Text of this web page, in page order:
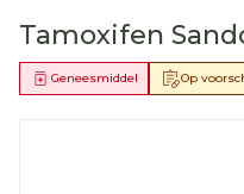
Tamoxifen
Op
Geneesmiddel